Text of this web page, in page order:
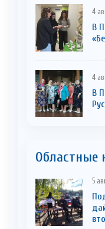
4
В
4
В
Областные
5